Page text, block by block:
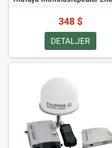
348 $
DETALJER